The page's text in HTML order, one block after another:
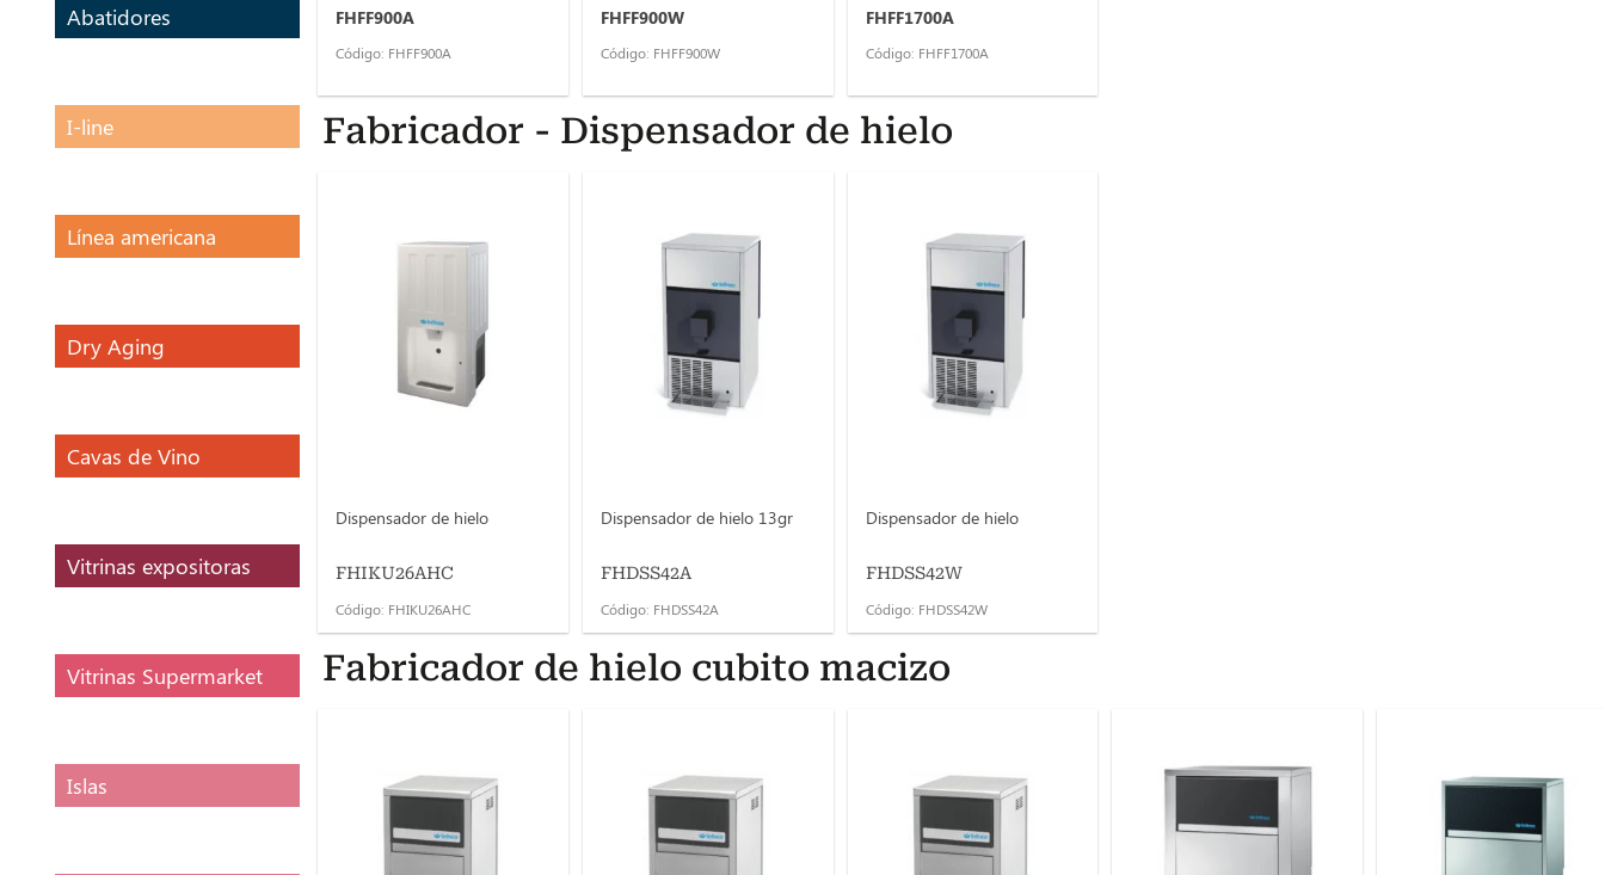
Abatidores
I-line
Línea americana
Dry Aging
Cavas de Vino
Vitrinas expositoras
Vitrinas Supermarket
Islas
FHFF900A
Código: FHFF900A
FHFF900W
Código: FHFF900W
FHFF1700A
Código: FHFF1700A
Fabricador - Dispensador de hielo
Dispensador de hielo
FHIKU26AHC
Código: FHIKU26AHC
Dispensador de hielo 13gr
FHDSS42A
Código: FHDSS42A
Dispensador de hielo
FHDSS42W
Código: FHDSS42W
Fabricador de hielo cubito macizo